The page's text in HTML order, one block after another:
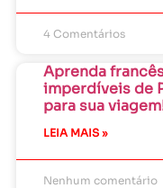
4 Comentários
Aprenda
imperdíveis de
para sua
LEIA MAIS »
Nenhum comentário